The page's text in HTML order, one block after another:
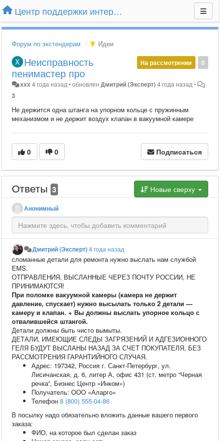
Центр поддержки интернет-магазина Extender24.ru
Форум по экстендерам Идеи
0
На рассмотрении
Неисправность
пенимастер про
ххх4 года назад•обновленДмитрий (Эксперт)4 года назад•
3
Не держится одна штанга на упорном кольце с пружинным
механизмом и не держит воздух клапан в вакуумной камере
0 0 Подписаться
Ответы 3 Новые сверху
Анонимный
Дмитрий (Эксперт)4 года назад
сломанные детали для ремонта нужно выслать нам службой
EMS.
ОТПРАВЛЕНИЯ, ВЫСЛАННЫЕ ЧЕРЕЗ ПОЧТУ РОССИИ, НЕ
ПРИНИМАЮТСЯ!
При поломке вакуумной камеры (камера не держит
давление, спускает) нужно высылать только 2 детали —
камеру и клапан. + Вы должны выслать упорное кольцо с
отвалившейся штангой.
Детали должны быть чисто вымыты.
ДЕТАЛИ, ИМЕЮЩИЕ СЛЕДЫ ЗАГРЯЗЕНИЙ И АДГЕЗИОННОГО
ГЕЛЯ БУДУТ ВЫСЛАНЫ НАЗАД ЗА СЧЕТ ПОКУПАТЕЛЯ, БЕЗ
РАССМОТРЕНИЯ ГАРАНТИЙНОГО СЛУЧАЯ.
Адрес: 197342, Россия г. Санкт-Петербург, ул.
Лисичанская, д. 6, литер А, офис 431 (ст. метро “Черная
речка”, Бизнес Центр «Инком»)
Получатель: ООО «Аларго»
Телефон 8 (800) 555-04-86
В посылку надо обязательно вложить данные вашего первого
заказа:
ФИО, на которое был сделан заказ